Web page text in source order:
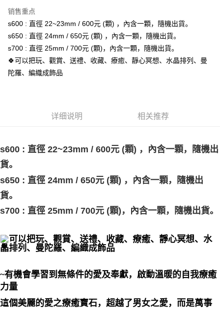
全家取貨付款
每笔NT$80，满NT$3,000(含以上)免运费
7-11取貨付款
每笔NT$80，满NT$3,000(含以上)免运费
付款後門市自取
销售重点
s600 : 直徑 22~23mm / 600元 (顆) ，內含一顆，隨機出貨。
s650 : 直徑 24mm / 650元 (顆) ，內含一顆，隨機出貨。
s700 : 直徑 25mm / 700元 (顆)，內含一顆，隨機出貨。
🍀可以把玩、觀賞、送禮、收藏、療癒、靜心冥想、水晶排列、曼
陀羅、編織成飾品
详细说明 相关推荐
s600 : 直徑 22~23mm / 600元 (顆) ，內含一顆，隨機出
貨。
s650 : 直徑 24mm / 650元 (顆) ，內含一顆，隨機出
貨。
s700 : 直徑 25mm / 700元 (顆)，內含一顆，隨機出貨。
可以把玩、觀賞、送禮、收藏、療癒、靜心冥想、水
晶排列、曼陀羅、編織成飾品
~有機會學習到無條件的愛及奉獻，啟動溫暖的自我療癒
力量
這個美麗的愛之療癒寶石，超越了男女之愛，而是萬事